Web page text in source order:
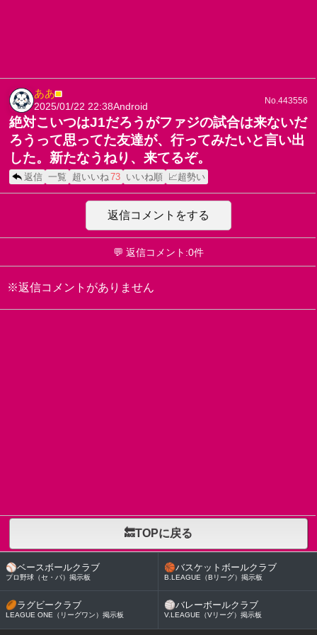
ああ■
2025/01/22 22:38Android
No.443556
絶対こいつはJ1だろうがファジの試合は来ないだ
ろうって思ってた友達が、行ってみたいと言い出
した。新たなうねり、来てるぞ。
返信 一覧 超いいね73 いいね順 📈超勢い
返信コメントをする
💬 返信コメント:0件
※返信コメントがありません
🔙TOPに戻る
⚾ベースボールクラブ
プロ野球（セ・パ）掲示板
🏀バスケットボールクラブ
B.LEAGUE（Bリーグ）掲示板
🏉ラグビークラブ
LEAGUE ONE（リーグワン）掲示板
🏐バレーボールクラブ
V.LEAGUE（Vリーグ）掲示板